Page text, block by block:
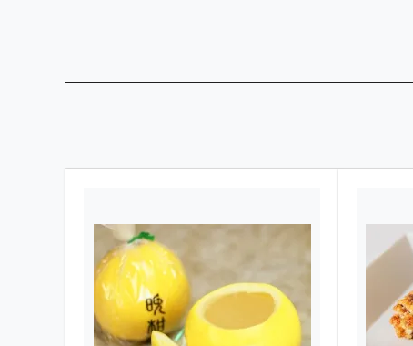
いつもオンラインストアをご利用いただき
夏柑糖の受注が終わり、発送が終了いたし
時期が確定したタイミングでオンラインス
7月14日受注の夏柑糖の出荷日の件（
ただいておりましても18日出荷以外は対応
の商品の発送で指定日がある場合は、備考
します。
夏柑糖の最終出荷日は7/18日に変更にな
いつもオンラインストアをご利用いただき
最終到着日の件ですが、7月13日受注分より